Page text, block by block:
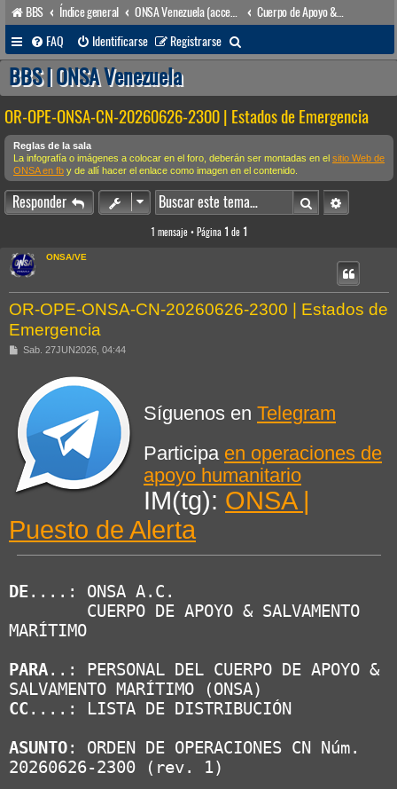
BBS Índice general ONSA Venezuela (acceso público)
Cuerpo de Apoyo & Salvamento Marítimo (órgano operacional)
FAQ
Identificarse Registrarse
u
c
a
r
BBS | ONSA Venezuela
OR-OPE-ONSA-CN-20260626-2300 | Estados de Emergencia
Reglas de la sala
La infografía o imágenes a colocar en el foro, deberán ser montadas en el sitio Web de
ONSA en fb y de allí hacer el enlace como imagen en el contenido.
Responder BuscarBúsqueda
1 mensaje • Página 1 de 1
ONSA/VE
OR-OPE-ONSA-CN-20260626-2300 | Estados de
Emergencia
M
e
Sab. 27JUN2026, 04:44
Síguenos en Telegram
Participa en operaciones de
apoyo humanitario
IM(tg): ONSA |
Puesto de Alerta
DE....: ONSA A.C.
CUERPO DE APOYO & SALVAMENTO
MARÍTIMO
PARA..: PERSONAL DEL CUERPO DE APOYO &
CC ....: LISTA DE DISTRIBUCIÓN
ASUNTO: ORDEN DE OPERACIONES CN Núm.
20260626-2300 (rev. 1)